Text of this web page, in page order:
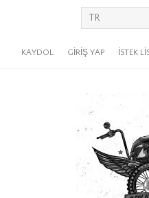
KAYDOL GIRIŞ YAP İSTEK